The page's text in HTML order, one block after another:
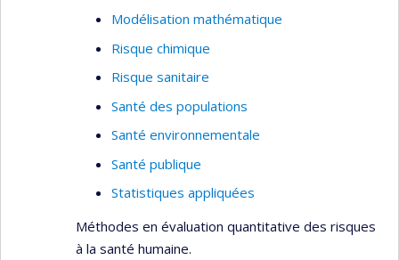
Modélisation mathématique
Risque chimique
Risque sanitaire
Santé des populations
Santé environnementale
Santé publique
Statistiques appliquées
Méthodes en évaluation quantitative des risques
à la santé humaine.